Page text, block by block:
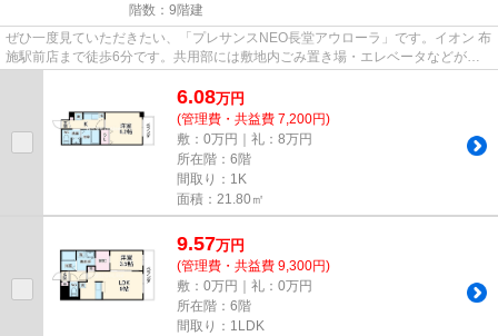
階数：9階建
ぜひ一度見ていただきたい、「プレサンスNEO長堂アウローラ」です。イオン 布
施駅前店まで徒歩6分です。共用部には敷地内ごみ置き場・エレベータなどが揃
っております。こちらの物件は...
6.08万円
(管理費・共益費 7,200円)
敷：0万円｜礼：8万円
所在階：6階
間取り：1K
面積：21.80㎡
9.57万円
(管理費・共益費 9,300円)
敷：0万円｜礼：0万円
所在階：6階
間取り：1LDK